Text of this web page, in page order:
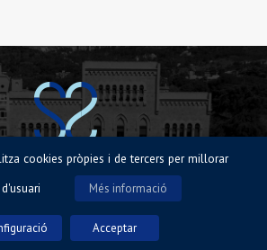
| Avisos legals | Política de Cookies
de privacitat
cookies pròpies i de tercers per millorar
d'usuari
Més informació
Acceptar